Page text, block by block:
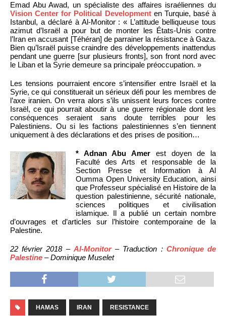
Emad Abu Awad, un spécialiste des affaires israéliennes du
Vision Center for Political Developmenten Turquie, basé à
Istanbul, a déclaré à Al-Monitor : « L’attitude belliqueuse tous
azimut d’Israël a pour but de monter les États-Unis contre
l’Iran en accusant [Téhéran] de parrainer la résistance à Gaza.
Bien qu’Israël puisse craindre des développements inattendus
pendant une guerre [sur plusieurs fronts], son front nord avec
le Liban et la Syrie demeure sa principale préoccupation. »
Les tensions pourraient encore s’intensifier entre Israël et la
Syrie, ce qui constituerait un sérieux défi pour les membres de
l’axe iranien. On verra alors s’ils unissent leurs forces contre
Israël, ce qui pourrait aboutir à une guerre régionale dont les
conséquences seraient sans doute terribles pour les
Palestiniens. Ou si les factions palestiniennes s’en tiennent
uniquement à des déclarations et des prises de position…
* Adnan Abu Amer est doyen de la
Faculté des Arts et responsable de la
Section Presse et Information à Al
Oumma Open University Education, ainsi
que Professeur spécialisé en Histoire de la
question palestinienne, sécurité nationale,
sciences politiques et civilisation
islamique. Il a publié un certain nombre
d’ouvrages et d’articles sur l’histoire contemporaine de la
Palestine.
22 février 2018 – Al-Monitor– Traduction : Chronique de
Palestine – Dominique Muselet
HAMAS IRAN RESISTANCE